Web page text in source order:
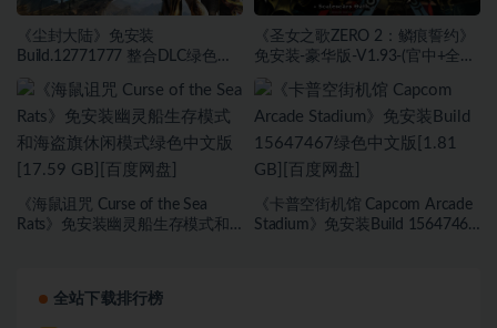
《尘封大陆》免安装
Build.12771777 整合DLC绿色中
《圣女之歌ZERO 2：鳞痕誓约》
免安装-豪华版-V1.93-(官中+全
文版[15.75 GB][百度网盘]
《海鼠诅咒 Curse of the Sea
Rats》免安装幽灵船生存模式和
《卡普空街机馆 Capcom Arcade
Stadium》免安装Build 15647467
全站下载排行榜